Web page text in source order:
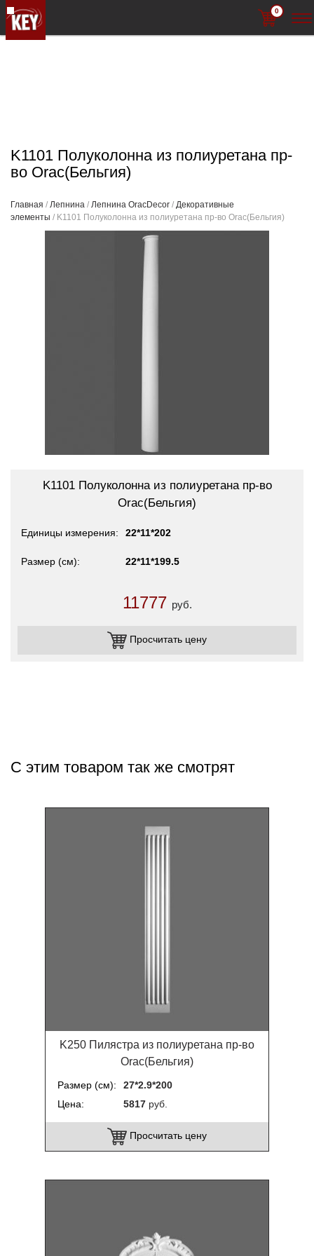
0
K1101 Полуколонна из полиуретана пр-
во Orac(Бельгия)
Главная / Лепнина / Лепнина OracDecor / Декоративные
элементы / K1101 Полуколонна из полиуретана пр-во Orac(Бельгия)
K1101 Полуколонна из полиуретана пр-во
Orac(Бельгия)
Единицы измерения 22*11*202
Размер (см) 22*11*199.5
11777 руб.
Просчитать цену
С этим товаром так же смотрят
K250 Пилястра из полиуретана пр-во
Orac(Бельгия)
Размер (см)
27*2.9*200
Цена
5817 руб.
Просчитать цену